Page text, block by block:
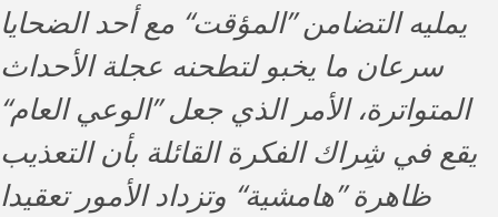
يمليه التضامن ”المؤقت“ مع أحد الضحايا
سرعان ما يخبو لتطحنه عجلة الأحداث
المتواترة، الأمر الذي جعل ”الوعي العام“
يقع في شِراك الفكرة القائلة بأن التعذيب
ظاهرة ”هامشية“ وتزداد الأمور تعقيدا